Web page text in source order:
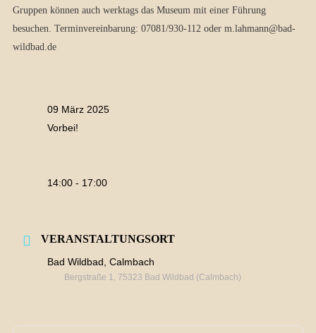
Gruppen können auch werktags das Museum mit einer Führung
besuchen. Terminvereinbarung: 07081/930-112 oder m.lahmann@bad-
wildbad.de
09 März 2025
Vorbei!
14:00 - 17:00
VERANSTALTUNGSORT
Bad Wildbad, Calmbach
Bergstraße 1, 75323 Bad Wildbad (Calmbach)